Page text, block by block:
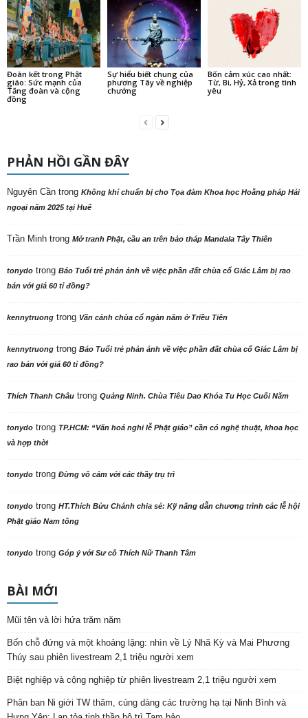
Đoàn kết trong Phật
giáo: Sức mạnh của
Tăng đoàn và cộng
đồng
Sự hiểu biết chung của
phương Tây về nghiệp
chướng
Bốn cảm xúc cao nhất:
Từ, Bi, Hỷ, Xả trong tình
yêu
PHẢN HỒI GẦN ĐÂY
Nguyên Cần trong Không khí chuẩn bị cho Tọa đàm Khoa học Hoằng pháp Hải
ngoại năm 2025 tại Huế
Trần Minh trong Mở tranh Phật, cầu an trên bảo tháp Mandala Tây Thiên
tonydo trong Báo Tuổi trẻ phản ảnh về việc phần đất chùa cổ Giác Lâm bị rao
bán với giá 60 tỉ đồng?
kennytruong trong Vãn cảnh chùa cổ ngàn năm ở Triều Tiên
kennytruong trong Báo Tuổi trẻ phản ảnh về việc phần đất chùa cổ Giác Lâm bị
rao bán với giá 60 tỉ đồng?
Thích Thanh Châu trong Quảng Ninh. Chùa Tiêu Dao Khóa Tu Học Cuối Năm
tonydo trong TP.HCM: “Văn hoá nghi lễ Phật giáo” cần có nghệ thuật, khoa học
và hợp thời
tonydo trong Đừng vô cảm với các thầy trụ trì
tonydo trong HT.Thích Bửu Chánh chia sẻ: Kỹ năng dẫn chương trình các lễ hội
Phật giáo Nam tông
tonydo trong Góp ý với Sư cô Thích Nữ Thanh Tâm
BÀI MỚI
Mũi tên và lời hứa trăm năm
Bốn chỗ đứng và một khoảng lặng: nhìn về Lý Nhã Kỳ và Mai Phương
Thúy sau phiên livestream 2,1 triệu người xem
Biệt nghiệp và cộng nghiệp từ phiên livestream 2,1 triệu người xem
Phân ban Ni giới TW thăm, cúng dàng các trường hạ tại Ninh Bình và